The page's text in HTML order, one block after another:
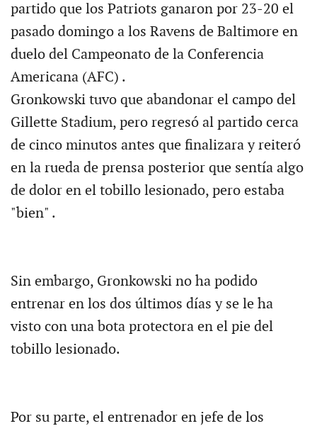
partido que los Patriots ganaron por 23-20 el
pasado domingo a los Ravens de Baltimore en
duelo del Campeonato de la Conferencia
Americana (AFC) .
Gronkowski tuvo que abandonar el campo del
Gillette Stadium, pero regresó al partido cerca
de cinco minutos antes que finalizara y reiteró
en la rueda de prensa posterior que sentía algo
de dolor en el tobillo lesionado, pero estaba
"bien" .
Sin embargo, Gronkowski no ha podido
entrenar en los dos últimos días y se le ha
visto con una bota protectora en el pie del
tobillo lesionado.
Por su parte, el entrenador en jefe de los